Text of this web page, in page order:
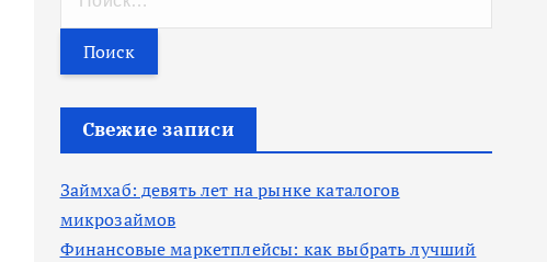
т
и
Свежие записи
Займхаб: девять лет на рынке каталогов
микрозаймов
Финансовые маркетплейсы: как выбрать лучший